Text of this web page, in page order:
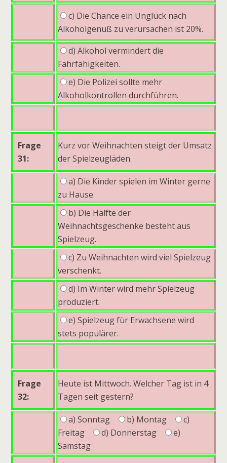
c) Die Chance ein Unglück nach
Alkoholgenuß zu verursachen ist 20%.
d) Alkohol vermindert die
Fahrfähigkeiten.
e) Die Polizei sollte mehr
Alkoholkontrollen durchführen.
Frage
31:
Kurz vor Weihnachten steigt der Umsatz
der Spielzeugläden.
a) Die Kinder spielen im Winter gerne
zu Hause.
b) Die Hälfte der
Weihnachtsgeschenke besteht aus
Spielzeug.
c) Zu Weihnachten wird viel Spielzeug
verschenkt.
d) Im Winter wird mehr Spielzeug
produziert.
e) Spielzeug für Erwachsene wird
stets populärer.
Frage
32:
Heute ist Mittwoch. Welcher Tag ist in 4
Tagen seit gestern?
a) Sonntag b) Montag
c)
Freitag
d) Donnerstag
e)
Samstag